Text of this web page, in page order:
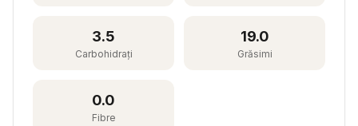
3.5
Carbohidrați
19.0
Grăsimi
0.0
Fibre